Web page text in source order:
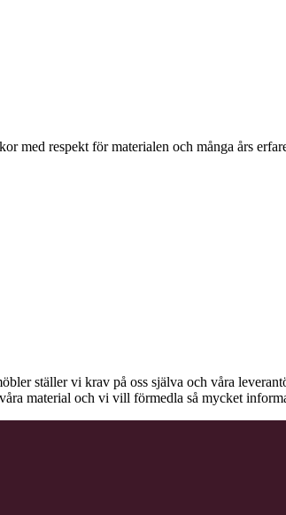
respekt för materialen och många års
ställer vi krav på oss själva och våra
material och vi vill förmedla så mycket